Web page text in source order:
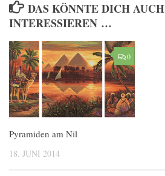
DAS KÖNNTE DICH AUCH
INTERESSIEREN …
0
Pyramiden am Nil
18. JUNI 2014